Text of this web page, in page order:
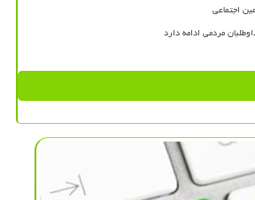
اجتماعی
مردمی ادامه دارد